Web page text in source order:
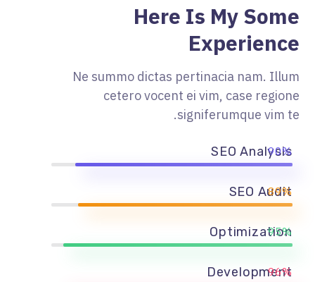
Here Is My Some
Experience
Ne summo dictas pertinacia nam. Illum
cetero vocent ei vim, case regione
signiferumque vim te.
SEO Analysis
90%
SEO Audit
89%
Optimization
95%
Development
96%